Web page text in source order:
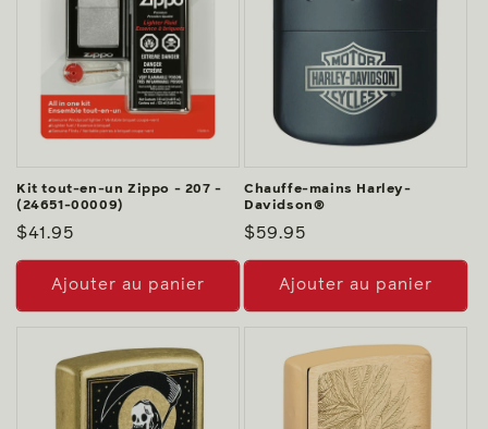
Kit tout-en-un Zippo - 207 -
(24651-00009)
Prix
habituel
$41.95
Ajouter au panier
Chauffe-mains Harley-
Davidson®
Prix
habituel
$59.95
Ajouter au panier